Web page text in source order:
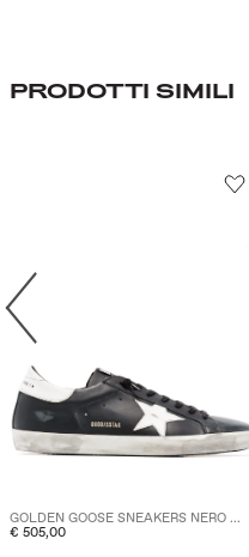
PRODOTTI SIMILI
GOLDEN GOOSE SNEAKERS NERO ...
€ 505,00